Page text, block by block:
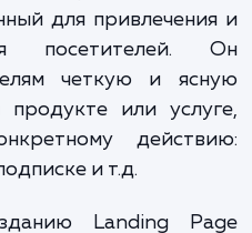
целевой
одностраничный
для
четкую и